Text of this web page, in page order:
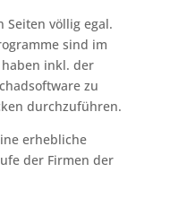
Seiten völlig egal.
sind im
haben inkl. der
zu
durchzuführen.
erhebliche
der Firmen der